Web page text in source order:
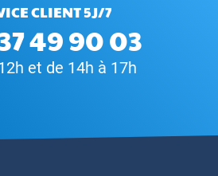
CLIENT 5J/7
49 90 03
et de 14h à 17h